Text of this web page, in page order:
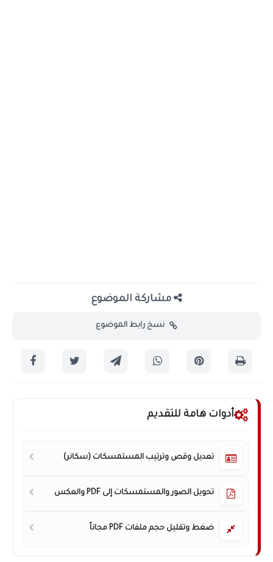
مشاركة الموضوع
نسخ رابط الموضوع
أدوات هامة للتقديم
تعديل وقص وترتيب المستمسكات (سكانر)
تحويل الصور والمستمسكات إلى PDF والعكس
ضغط وتقليل حجم ملفات PDF مجاناً